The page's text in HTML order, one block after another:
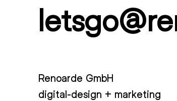
Renoarde GmbH
digital-design + marketing